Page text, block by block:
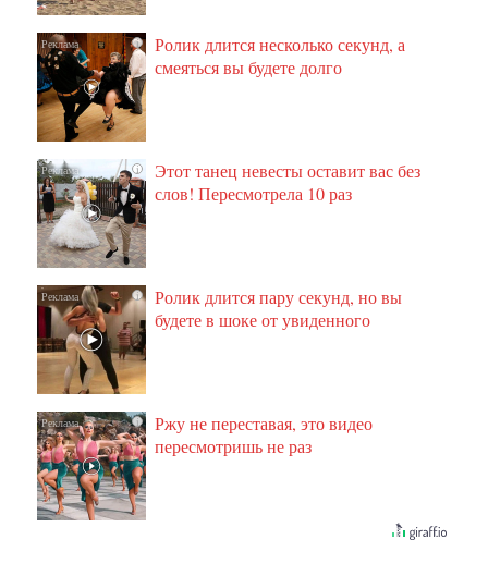
i
Ролик длится несколько секунд, а
смеяться вы будете долго
i
Этот танец невесты оставит вас без
слов! Пересмотрела 10 раз
i
Ролик длится пару секунд, но вы
будете в шоке от увиденного
i
Ржу не переставая, это видео
пересмотришь не раз